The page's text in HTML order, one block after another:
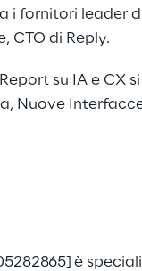
i fornitori leader
CTO di Reply.
Report su IA e
, Nuove
è